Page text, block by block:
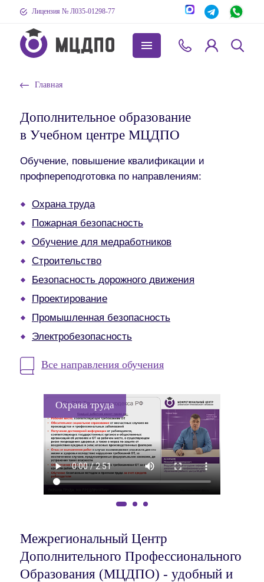
Лицензия № Л035-01298-77
Главная
Дополнительное образование
в Учебном центре МЦДПО
Обучение, повышение квалификации и
профпереподготовка по направлениям:
Охрана труда
Пожарная безопасность
Обучение для медработников
Строительство
Безопасность дорожного движения
Проектирование
Промышленная безопасность
Электробезопасность
Все направления обучения
Охрана труда
Межрегиональный Центр
Дополнительного Профессионального
Образования (МЦДПО) - удобный и